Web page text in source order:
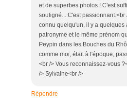
et de superbes photos ! C'est
souligné... C'est passionnant.<br
connu quelqu'un, il y a quelques
patronyme et le même prénom
Peypin dans les Bouches du
comme moi, était à l'époque,
<br /> Vous reconnaissez-vous
/> Sylvaine<br />
Répondre